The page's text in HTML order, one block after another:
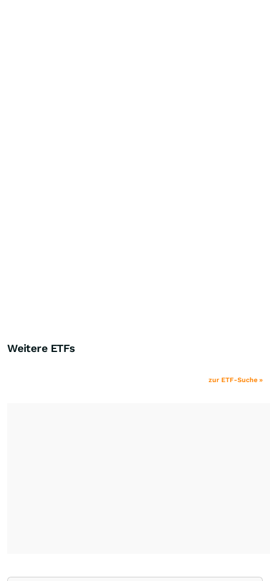
Weitere ETFs
zur ETF-Suche »